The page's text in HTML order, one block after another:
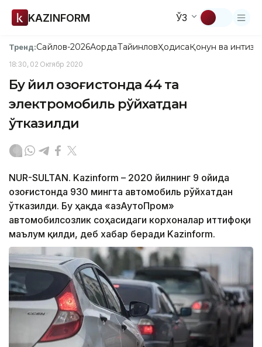
KAZINFORM ЎЗ
Тренд:Сайлов-2026АқордаТайинловҲодисаҚонун ва
18:30, 02 Октябр 2020
Бу йил Қозоғистонда 44 та
электромобиль рўйхатдан
ўтказилди
NUR-SULTAN. Kazinform – 2020 йилнинг 9 ойида
Қозоғистонда 930 мингта автомобиль рўйхатдан
ўтказилди. Бу ҳақда «ҚазАутоПром»
автомобилсозлик соҳасидаги корхоналар иттифоқи
маълум қилди, деб хабар беради Kazinform.